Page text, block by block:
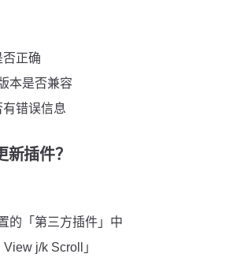
正确
本是否兼容
错误信息
插件？
的「第三方插件」中
j/k Scroll」